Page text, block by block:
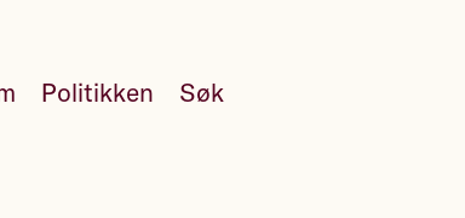
Politikken Søk